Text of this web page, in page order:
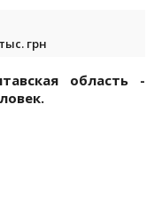
грн
область -